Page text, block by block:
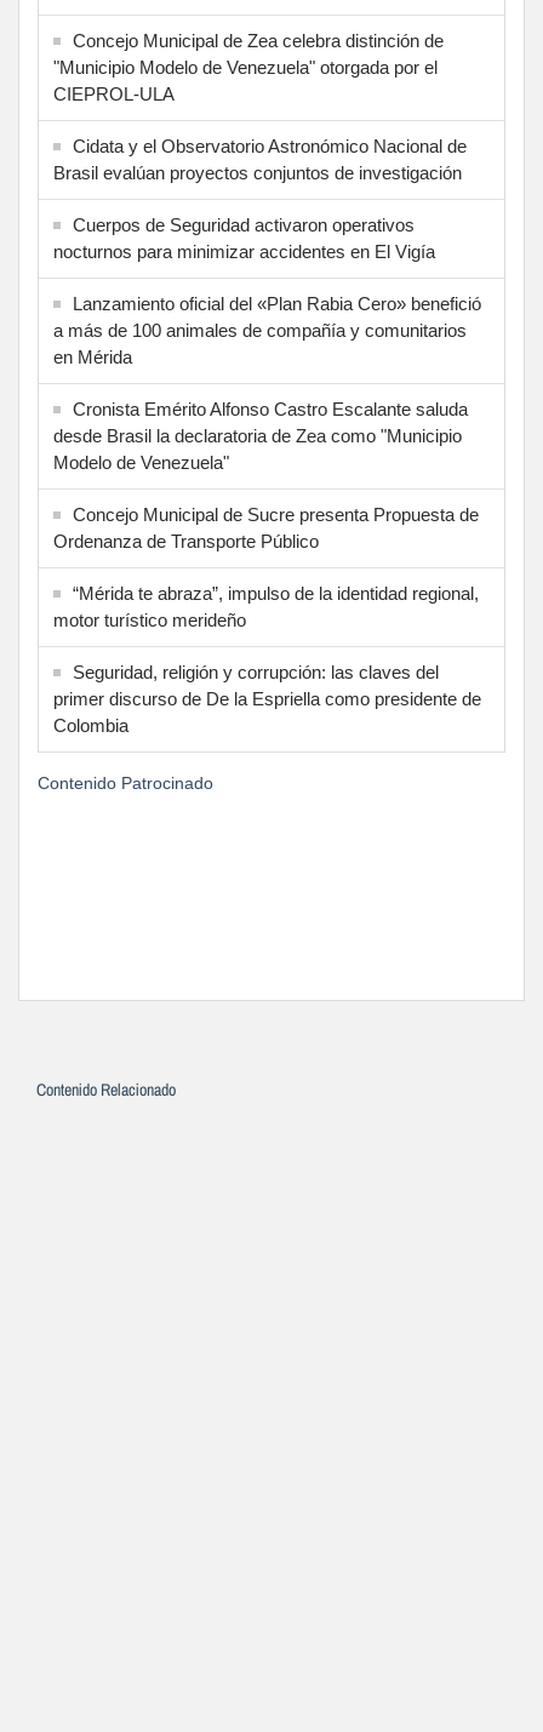
Concejo Municipal de Zea celebra distinción de
"Municipio Modelo de Venezuela" otorgada por el
CIEPROL-ULA
Cidata y el Observatorio Astronómico Nacional de
Brasil evalúan proyectos conjuntos de investigación
Cuerpos de Seguridad activaron operativos
nocturnos para minimizar accidentes en El Vigía
Lanzamiento oficial del «Plan Rabia Cero» benefició
a más de 100 animales de compañía y comunitarios
en Mérida
Cronista Emérito Alfonso Castro Escalante saluda
desde Brasil la declaratoria de Zea como "Municipio
Modelo de Venezuela"
Concejo Municipal de Sucre presenta Propuesta de
Ordenanza de Transporte Público
“Mérida te abraza”, impulso de la identidad regional,
motor turístico merideño
Seguridad, religión y corrupción: las claves del
primer discurso de De la Espriella como presidente de
Colombia
Contenido Patrocinado
Contenido Relacionado